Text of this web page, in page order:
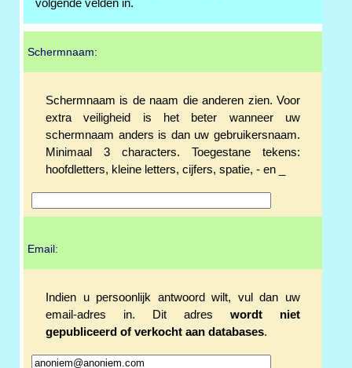
volgende velden in.
Schermnaam:
Schermnaam is de naam die anderen zien. Voor
extra veiligheid is het beter wanneer uw
schermnaam anders is dan uw gebruikersnaam.
Minimaal 3 characters. Toegestane tekens:
hoofdletters, kleine letters, cijfers, spatie, - en _
Email:
Indien u persoonlijk antwoord wilt, vul dan uw
email-adres in. Dit adres wordt niet
gepubliceerd of verkocht aan databases.